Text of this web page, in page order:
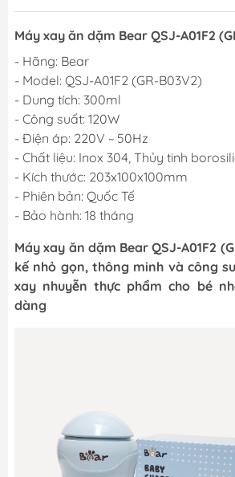
Máy xay ăn dặm Bear QSJ-A01F2
- Hãng: Bear
- Model: QSJ-A01F2 (GR-B03V2)
- Dung tích: 300ml
- Công suất: 120W
- Điện áp: 220V ~ 50Hz
- Chất liệu: Inox 304, Thủy tinh
- Kích thước: 203x100x100mm
- Phiên bản: Quốc Tế
- Bảo hành: 18 tháng
Máy xay ăn dặm Bear QSJ-A01F2
kế nhỏ gọn, thông minh và công
xay nhuyễn thực phẩm cho bé
dàng